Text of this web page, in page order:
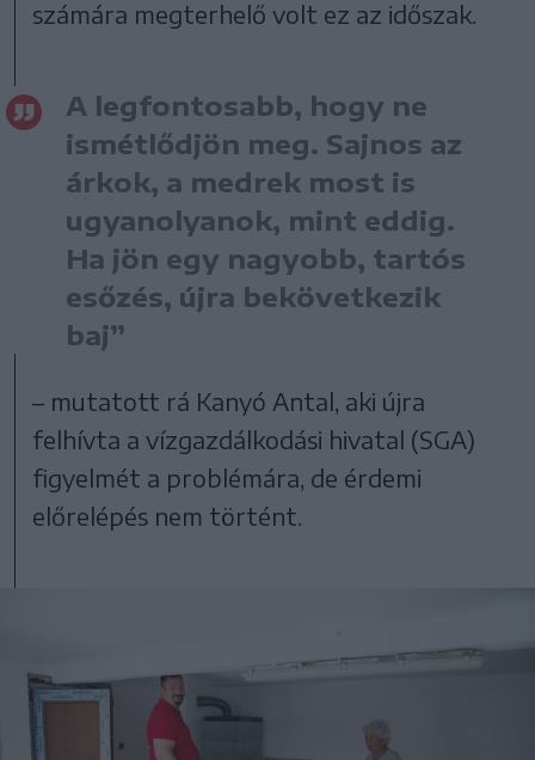
számára megterhelő volt ez az időszak.
A legfontosabb, hogy ne
ismétlődjön meg. Sajnos az
árkok, a medrek most is
ugyanolyanok, mint eddig.
Ha jön egy nagyobb, tartós
esőzés, újra bekövetkezik
baj”
– mutatott rá Kanyó Antal, aki újra
felhívta a vízgazdálkodási hivatal (SGA)
figyelmét a problémára, de érdemi
előrelépés nem történt.